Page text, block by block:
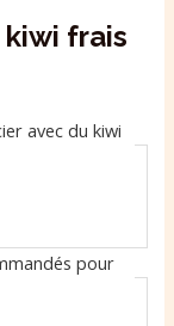
kiwi frais
avec du kiwi
pour